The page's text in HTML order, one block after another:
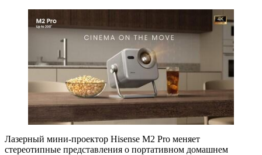
Лазерный мини-проектор Hisense M2 Pro меняет
стереотипные представления о портативном домашнем